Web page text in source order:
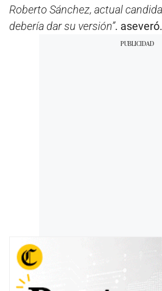
Roberto Sánchez, actual
debería dar su versión”. aseveró.